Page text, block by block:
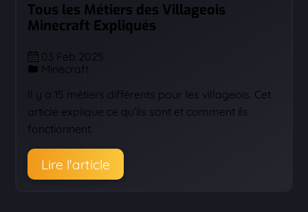
Tous les Métiers des Villageois
Minecraft Expliqués
03 Feb 2025
Minecraft
Il y a 15 métiers différents pour les villageois. Cet
article explique ce qu’ils sont et comment ils
fonctionnent.
Lire l'article